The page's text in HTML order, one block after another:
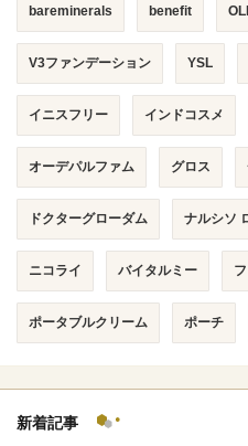
bareminerals benefit
V3ファンデーション YSL
イニスフリー インドコスメ
オーデパルファム グロス
ドクターグローダム ナルシソ
ニコライ バイタルミー
ポータブルクリーム ポーチ
新着記事